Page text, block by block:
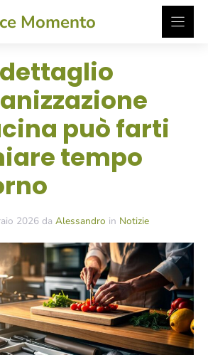
Momento
può farti
tempo
2026 da Alessandro in Notizie